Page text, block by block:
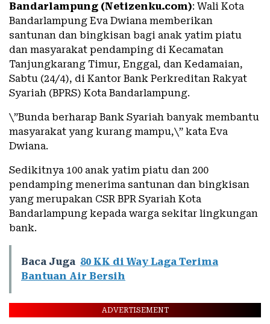
Bandarlampung (Netizenku.com): Wali Kota
Bandarlampung Eva Dwiana memberikan
santunan dan bingkisan bagi anak yatim piatu
dan masyarakat pendamping di Kecamatan
Tanjungkarang Timur, Enggal, dan Kedamaian,
Sabtu (24/4), di Kantor Bank Perkreditan Rakyat
Syariah (BPRS) Kota Bandarlampung.
\”Bunda berharap Bank Syariah banyak membantu
masyarakat yang kurang mampu,\” kata Eva
Dwiana.
Sedikitnya 100 anak yatim piatu dan 200
pendamping menerima santunan dan bingkisan
yang merupakan CSR BPR Syariah Kota
Bandarlampung kepada warga sekitar lingkungan
bank.
Baca Juga 80 KK di Way Laga Terima
Bantuan Air Bersih
ADVERTISEMENT